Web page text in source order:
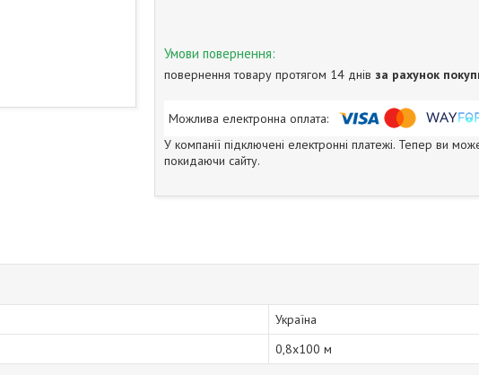
повернення товару протягом 14 днів за рахунок
У компанії підключені електронні платежі. Тепер ви
покидаючи сайту.
Україна
0,8х100 м